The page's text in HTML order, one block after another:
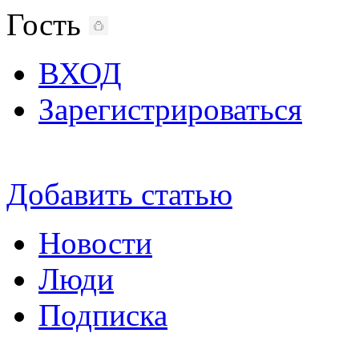
Гость
ВХОД
Зарегистрироваться
Добавить статью
Новости
Люди
Подписка